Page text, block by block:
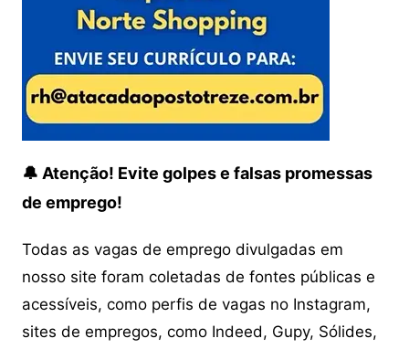
🔔 Atenção! Evite golpes e falsas promessas
de emprego!
Todas as vagas de emprego divulgadas em
nosso site foram coletadas de fontes públicas e
acessíveis, como perfis de vagas no Instagram,
sites de empregos, como Indeed, Gupy, Sólides,